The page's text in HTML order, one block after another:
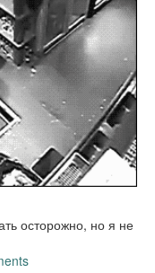
осторожно, но я не